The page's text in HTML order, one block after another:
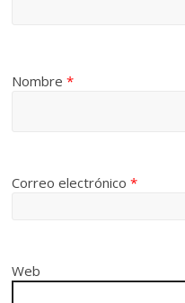
Nombre*
Correo electrónico*
Web